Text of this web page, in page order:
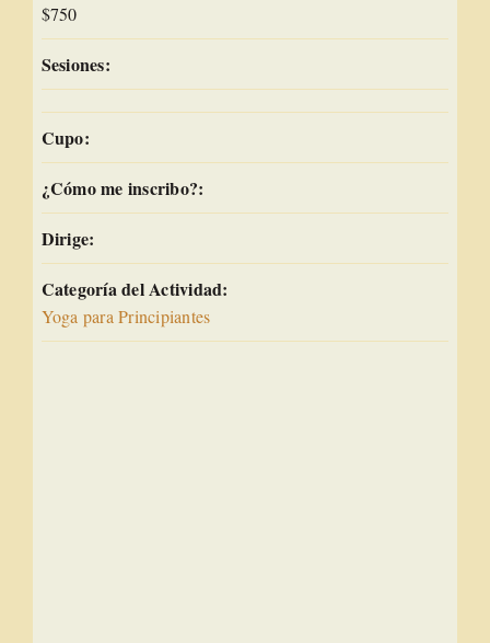
$750
Sesiones:
Cupo:
¿Cómo me inscribo?:
Dirige:
Categoría del Actividad:
Yoga para Principiantes